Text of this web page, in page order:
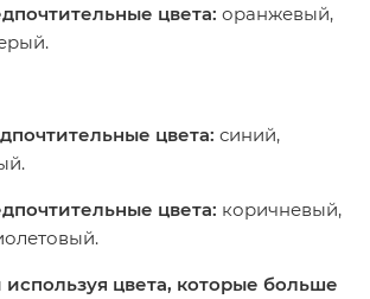
цвета: оранжевый,
цвета: синий,
цвета: коричневый,
цвета, которые больше